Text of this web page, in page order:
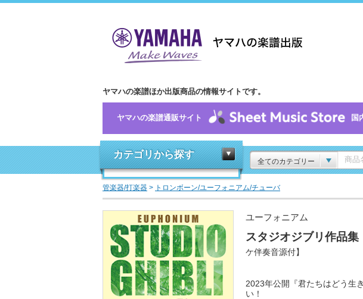
ヤマハの楽譜ほか出版商品の情報サイトです。
ヤマハの楽譜通販サイト 国
カテゴリから探す
全てのカテゴリー
管楽器/打楽器 > トロンボーン/ユーフォニアム/チューバ
ユーフォニアム
スタジオジブリ作品
ケ伴奏音源付】
2023年公開『君たちはどう生
い！